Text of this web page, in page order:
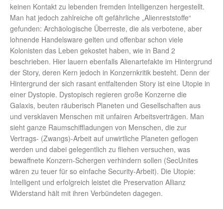
keinen Kontakt zu lebenden fremden Intelligenzen hergestellt.
Man hat jedoch zahlreiche oft gefährliche „Alienreststoffe“
gefunden: Archäologische Überreste, die als verbotene, aber
lohnende Handelsware gelten und offenbar schon viele
Kolonisten das Leben gekostet haben, wie in Band 2
beschrieben. Hier lauern ebenfalls Alienartefakte im Hintergrund
der Story, deren Kern jedoch in Konzernkritik besteht. Denn der
Hintergrund der sich rasant entfaltenden Story ist eine Utopie in
einer Dystopie. Dystopisch regieren große Konzerne die
Galaxis, beuten räuberisch Planeten und Gesellschaften aus
und versklaven Menschen mit unfairen Arbeitsverträgen. Man
sieht ganze Raumschiffladungen von Menschen, die zur
Vertrags- (Zwangs)-Arbeit auf unwirtliche Planeten geflogen
werden und dabei gelegentlich zu fliehen versuchen, was
bewaffnete Konzern-Schergen verhindern sollen (SecUnites
wären zu teuer für so einfache Security-Arbeit). Die Utopie:
Intelligent und erfolgreich leistet die Preservation Allianz
Widerstand hält mit ihren Verbündeten dagegen.